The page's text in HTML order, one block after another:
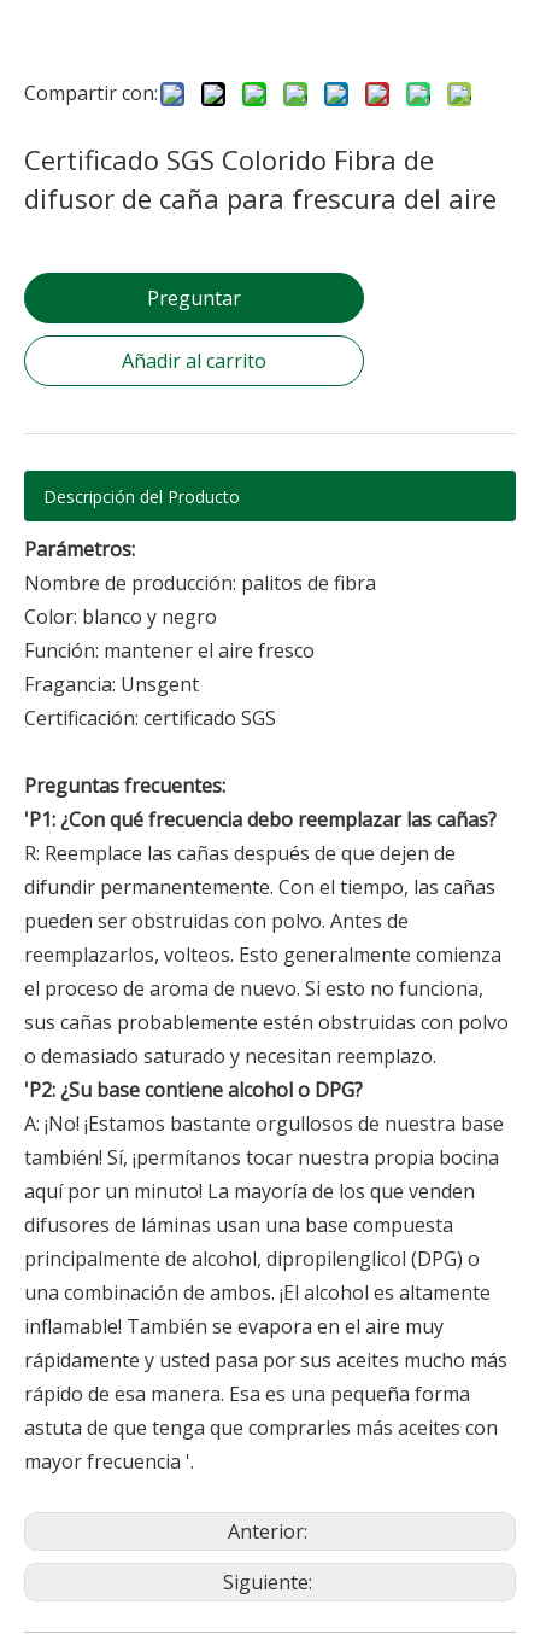
Compartir con:
Certificado SGS Colorido Fibra de
difusor de caña para frescura del aire
Preguntar
Añadir al carrito
Descripción del Producto
Parámetros:
Nombre de producción: palitos de fibra
Color: blanco y negro
Función: mantener el aire fresco
Fragancia: Unsgent
Certificación: certificado SGS
Preguntas frecuentes:
'P1: ¿Con qué frecuencia debo reemplazar las cañas?
R: Reemplace las cañas después de que dejen de
difundir permanentemente. Con el tiempo, las cañas
pueden ser obstruidas con polvo. Antes de
reemplazarlos, volteos. Esto generalmente comienza
el proceso de aroma de nuevo. Si esto no funciona,
sus cañas probablemente estén obstruidas con polvo
o demasiado saturado y necesitan reemplazo.
'P2: ¿Su base contiene alcohol o DPG?
A: ¡No! ¡Estamos bastante orgullosos de nuestra base
también! Sí, ¡permítanos tocar nuestra propia bocina
aquí por un minuto! La mayoría de los que venden
difusores de láminas usan una base compuesta
principalmente de alcohol, dipropilenglicol (DPG) o
una combinación de ambos. ¡El alcohol es altamente
inflamable! También se evapora en el aire muy
rápidamente y usted pasa por sus aceites mucho más
rápido de esa manera. Esa es una pequeña forma
astuta de que tenga que comprarles más aceites con
mayor frecuencia '.
Anterior:
Siguiente: